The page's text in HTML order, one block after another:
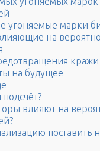
угоняемые марки
на
кражи
на будущее
подсчёт?
влияют на
поставить